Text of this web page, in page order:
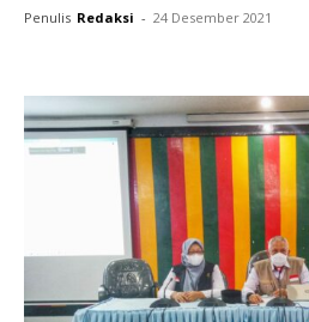
Penulis Redaksi - 24 Desember 2021